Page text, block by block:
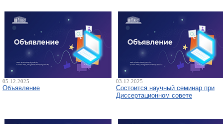
05.12.2025
Объявление
03.12.2025
Состоится научный семинар при
Диссертационном совете